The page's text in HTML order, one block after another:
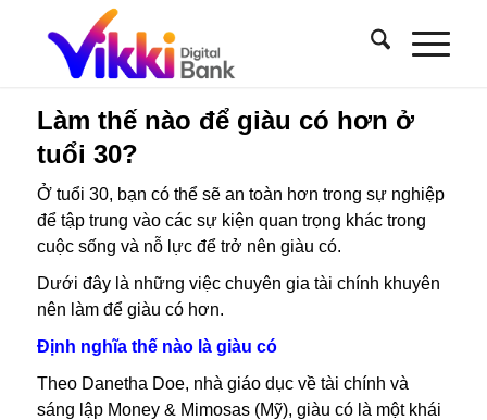
Làm thế nào để giàu có hơn ở
tuổi 30?
Ở tuổi 30, bạn có thể sẽ an toàn hơn trong sự nghiệp
để tập trung vào các sự kiện quan trọng khác trong
cuộc sống và nỗ lực để trở nên giàu có.
Dưới đây là những việc chuyên gia tài chính khuyên
nên làm để giàu có hơn.
Định nghĩa thế nào là giàu có
Theo Danetha Doe, nhà giáo dục về tài chính và
sáng lập Money & Mimosas (Mỹ), giàu có là một khái